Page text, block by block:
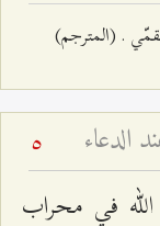
. (المترجم)
الدعاء 5
في محراب